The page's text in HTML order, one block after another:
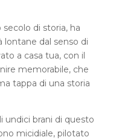
di storia, ha
lontane dal senso di
a casa tua, con il
memorabile, che
tappa di una storia
brani di questo
micidiale, pilotato